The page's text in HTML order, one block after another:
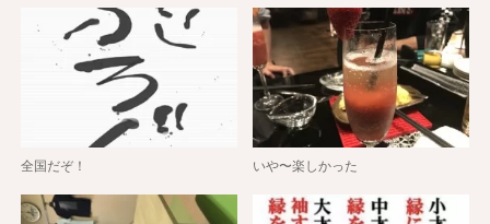
全国だぞ！ いや〜楽しかった